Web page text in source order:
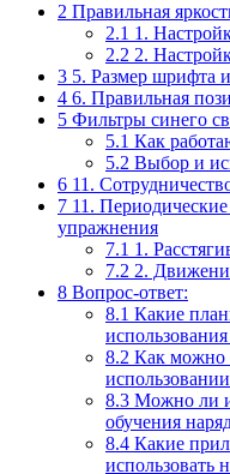
2 Правильная
2.1 1.
2.2 2.
3 5. Размер шрифта
4 6. Правильная
5 Фильтры синего
5.1 Как
5.2 Выбор и
6 11.
7 11.
упражнения
7.1 1.
7.2 2.
8 Вопрос-ответ:
8.1 Какие
8.2 Как можно
8.3 Можно ли
обучения
8.4 Какие
использовать